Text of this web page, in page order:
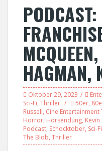
HAGMAN,
Oktober 29, 2023
Sci-Fi, Thriller 50er,
Russell, Cine Entertainment
Horror, Hörsendung,
Podcast, Schocktober, Sci-Fi
The Blob, Thriller